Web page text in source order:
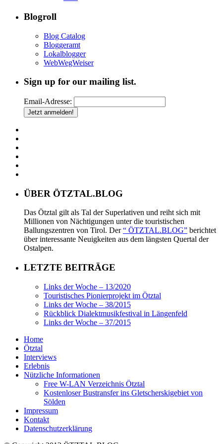
Blogroll
Blog Catalog
Bloggeramt
Lokalblogger
WebWegWeiser
Sign up for our mailing list.
Email-Adresse:
ÜBER ÖTZTAL.BLOG
Das Ötztal gilt als Tal der Superlativen und reiht sich mit
Millionen von Nächtigungen unter die touristischen
Ballungszentren von Tirol. Der“ ÖTZTAL.BLOG” berichtet
über interessante Neuigkeiten aus dem längsten Quertal der
Ostalpen.
LETZTE BEITRÄGE
Links der Woche – 13/2020
Touristisches Pionierprojekt im Ötztal
Links der Woche – 38/2015
Rückblick Dialektmusikfestival in Längenfeld
Links der Woche – 37/2015
Home
Ötztal
Interviews
Erlebnis
Nützliche Informationen
Free W-LAN Verzeichnis Ötztal
Kostenloser Bustransfer ins Gletscherskigebiet von
Sölden
Impressum
Kontakt
Datenschutzerklärung